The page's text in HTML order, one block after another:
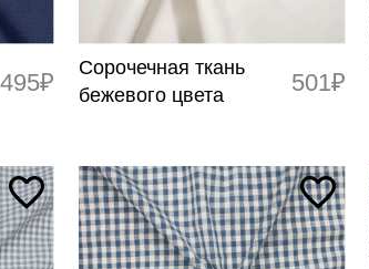
495₽
Сорочечная ткань
бежевого цвета
501₽